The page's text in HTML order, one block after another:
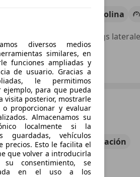
Gasolina
1 Sin comparación
diversos medios
similares, en
funciones ampliadas y
de usuario. Gracias a
le permitimos
para que pueda
visita posterior, mostrarle
proporcionar y evaluar
Almacenamos su
localmente si la
guardadas, vehículos
precios. Esto le facilita el
que volver a introducirla
consentimiento, se
en el uso a los